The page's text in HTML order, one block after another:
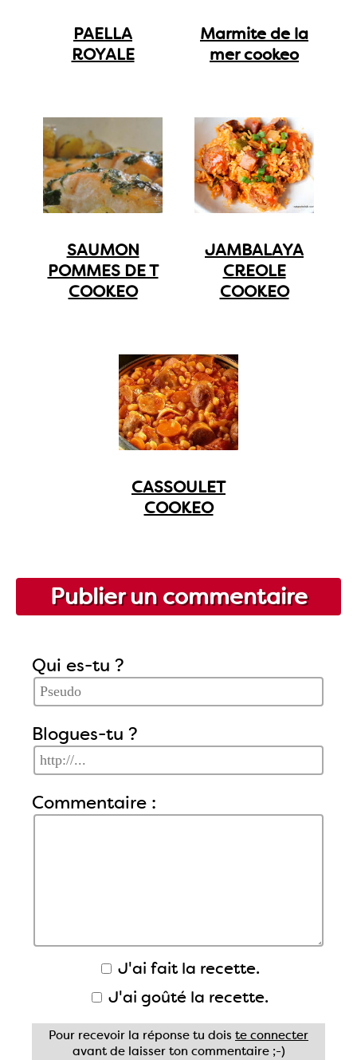
PAELLA
ROYALE
Marmite de la
mer cookeo
SAUMON
POMMES DE T
COOKEO
JAMBALAYA
CREOLE
COOKEO
CASSOULET
COOKEO
Publier un commentaire
Qui es-tu ?
Blogues-tu ?
Commentaire :
J'ai fait la recette.
J'ai goûté la recette.
Pour recevoir la réponse tu dois te connecter
avant de laisser ton commentaire ;-)